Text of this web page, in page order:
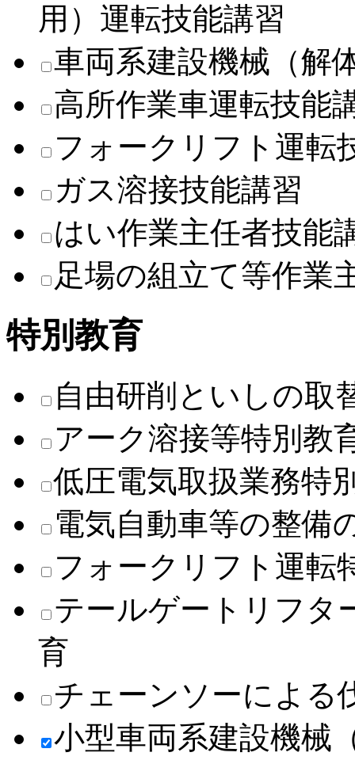
用）運転技能講習
車両系建設機械（解
高所作業車運転技能
フォークリフト運転
ガス溶接技能講習
はい作業主任者技能
足場の組立て等作業
特別教育
自由研削といしの取
アーク溶接等特別教
低圧電気取扱業務特
電気自動車等の整備
フォークリフト運転
テールゲートリフタ
育
チェーンソーによる
小型車両系建設機械